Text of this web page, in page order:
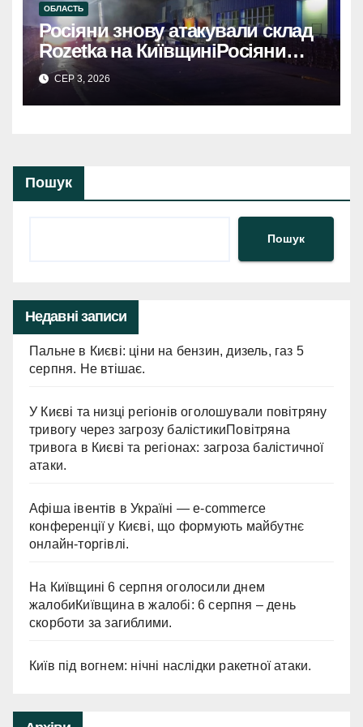
ОБЛАСТЬ
Росіяни знову атакували склад
Rozetka на КиївщиніРосіяни
знову атакували склад Rozetka
на Київщині. Пошкоджено
інфраструктуру, триває оцінка
СЕР 3, 2026
Пошук
Пошук
Недавні записи
Пальне в Києві: ціни на бензин, дизель, газ 5
серпня. Не втішає.
У Києві та низці регіонів оголошували повітряну
тривогу через загрозу балістикиПовітряна
тривога в Києві та регіонах: загроза балістичної
атаки.
Афіша івентів в Україні — e-commerce
конференції у Києві, що формують майбутнє
онлайн-торгівлі.
На Київщині 6 серпня оголосили днем
жалобиКиївщина в жалобі: 6 серпня – день
скорботи за загиблими.
Київ під вогнем: нічні наслідки ракетної атаки.